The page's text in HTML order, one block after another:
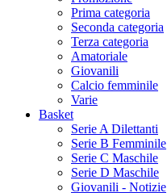
Prima categoria
Seconda categoria
Terza categoria
Amatoriale
Giovanili
Calcio femminile
Varie
Basket
Serie A Dilettanti
Serie B Femminile
Serie C Maschile
Serie D Maschile
Giovanili - Notizie